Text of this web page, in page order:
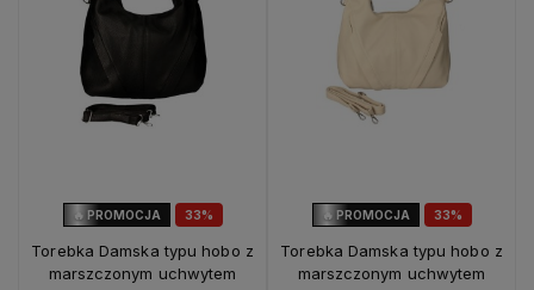
33%
🔥 PROMOCJA
Torebka Damska typu hobo z
marszczonym uchwytem
33%
🔥 PROMOCJA
Torebka Damska typu hobo z
marszczonym uchwytem